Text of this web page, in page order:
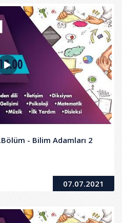
- Bilim Adamları 2
07.07.2021